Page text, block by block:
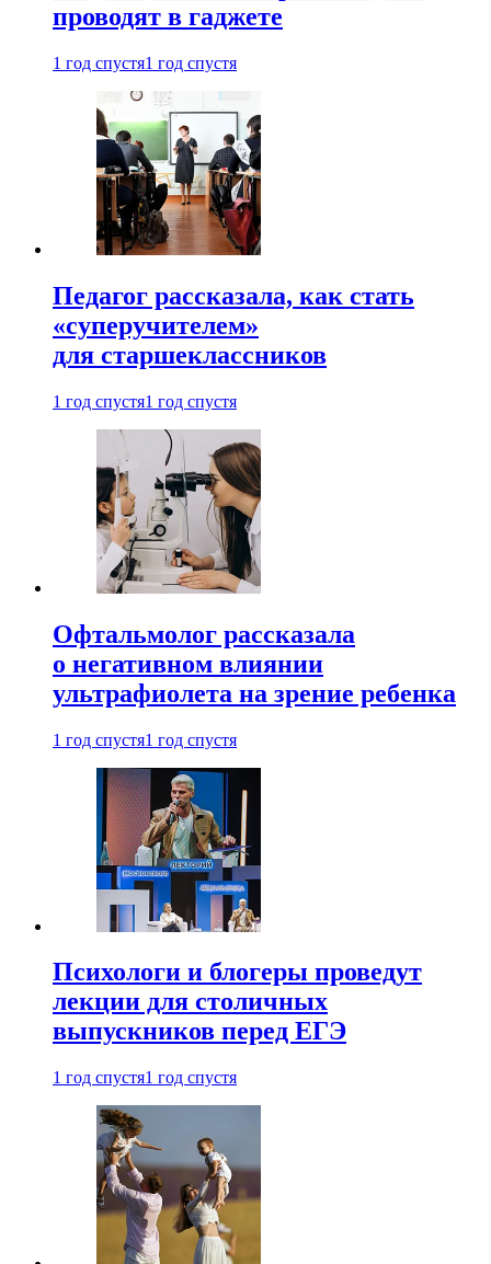
проводят в гаджете
1 год спустя1 год спустя
Педагог рассказала, как стать
«суперучителем»
для старшеклассников
1 год спустя1 год спустя
Офтальмолог рассказала
о негативном влиянии
ультрафиолета на зрение ребенка
1 год спустя1 год спустя
Психологи и блогеры проведут
лекции для столичных
выпускников перед ЕГЭ
1 год спустя1 год спустя